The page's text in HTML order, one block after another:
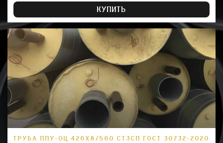
КУПИТЬ
ТРУБА ППУ-ОЦ 426Х8/560 СТ3СП ГОСТ 30732-2020